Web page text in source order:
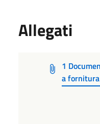
Allegati
1
a